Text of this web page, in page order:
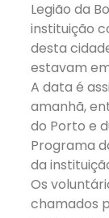
Legião da
instituição
desta
estavam
A data é
amanhã,
do Porto e
Programa
da
Os
chamados